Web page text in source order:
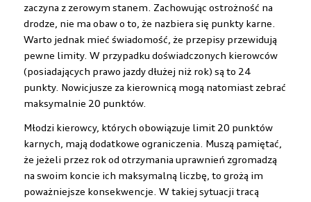
zaczyna z zerowym stanem. Zachowując ostrożność na
drodze, nie ma obaw o to, że nazbiera się punkty karne.
Warto jednak mieć świadomość, że przepisy przewidują
pewne limity. W przypadku doświadczonych kierowców
(posiadających prawo jazdy dłużej niż rok) są to 24
punkty. Nowicjusze za kierownicą mogą natomiast zebrać
maksymalnie 20 punktów.
Młodzi kierowcy, których obowiązuje limit 20 punktów
karnych, mają dodatkowe ograniczenia. Muszą pamiętać,
że jeżeli przez rok od otrzymania uprawnień zgromadzą
na swoim koncie ich maksymalną liczbę, to grożą im
poważniejsze konsekwencje. W takiej sytuacji tracą